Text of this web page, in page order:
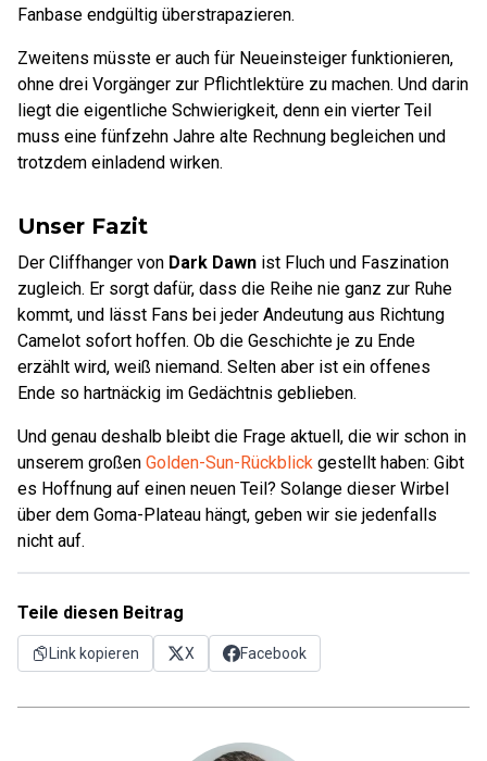
Fanbase endgültig überstrapazieren.
Zweitens müsste er auch für Neueinsteiger funktionieren,
ohne drei Vorgänger zur Pflichtlektüre zu machen. Und darin
liegt die eigentliche Schwierigkeit, denn ein vierter Teil
muss eine fünfzehn Jahre alte Rechnung begleichen und
trotzdem einladend wirken.
Unser Fazit
Der Cliffhanger von Dark Dawn ist Fluch und Faszination
zugleich. Er sorgt dafür, dass die Reihe nie ganz zur Ruhe
kommt, und lässt Fans bei jeder Andeutung aus Richtung
Camelot sofort hoffen. Ob die Geschichte je zu Ende
erzählt wird, weiß niemand. Selten aber ist ein offenes
Ende so hartnäckig im Gedächtnis geblieben.
Und genau deshalb bleibt die Frage aktuell, die wir schon in
unserem großen Golden-Sun-Rückblick gestellt haben: Gibt
es Hoffnung auf einen neuen Teil? Solange dieser Wirbel
über dem Goma-Plateau hängt, geben wir sie jedenfalls
nicht auf.
Teile diesen Beitrag
Link kopieren X Facebook